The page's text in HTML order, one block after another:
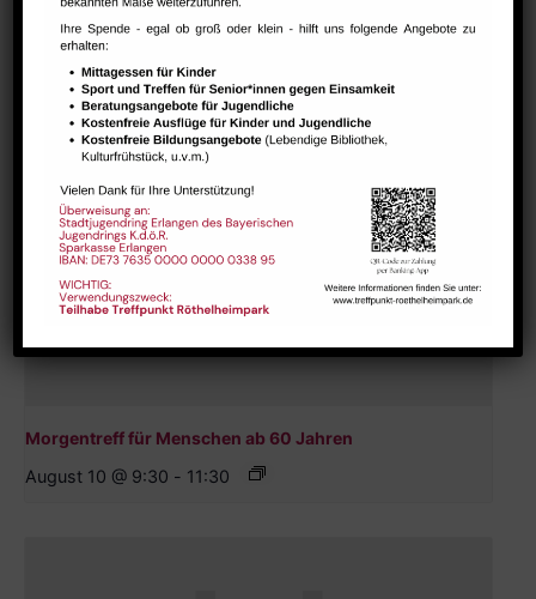
Morgentreff für Menschen ab 60 Jahren
August 10 @ 9:30 - 11:30